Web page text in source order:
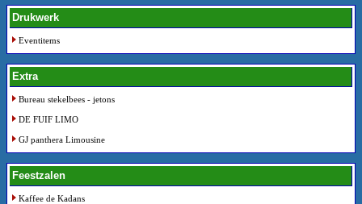
Drukwerk
Eventitems
Extra
Bureau stekelbees - jetons
DE FUIF LIMO
GJ panthera Limousine
Feestzalen
Kaffee de Kadans